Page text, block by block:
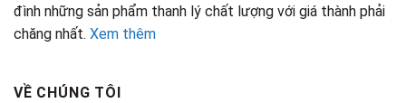
đình những sản phẩm thanh lý chất lượng với giá thành phải
chăng nhất. Xem thêm
VỀ CHÚNG TÔI